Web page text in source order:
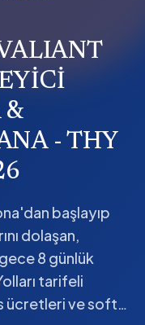
&
- THY
başlayıp
dolaşan,
8 günlük
tarifeli
ücretleri ve soft…